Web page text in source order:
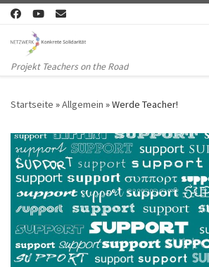
Zum Inhalt springen
Projekt Teachers on the Road
Startseite »Allgemein »Werde Teacher!